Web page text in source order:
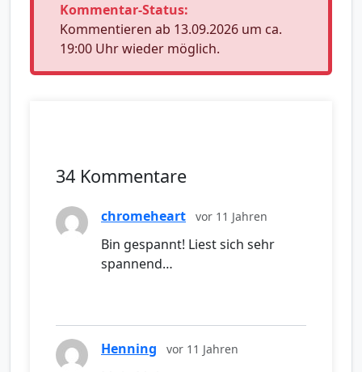
Kommentar-Status:
Kommentieren ab 13.09.2026 um ca.
19:00 Uhr wieder möglich.
34 Kommentare
chromeheart vor 11 Jahren
Bin gespannt! Liest sich sehr
spannend…
Henning vor 11 Jahren